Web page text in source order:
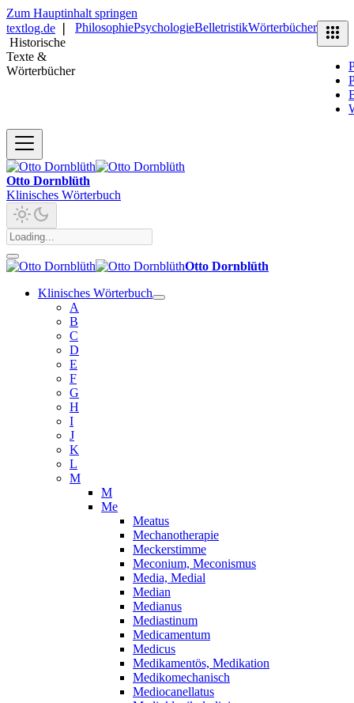
Zum Hauptinhalt springen
textlog.de
Historische
Texte &
Wörterbücher
PhilosophiePsychologieBelletristikWörterbücher
Otto Dornblüth
Klinisches Wörterbuch
Otto Dornblüth
Klinisches Wörterbuch
A
B
C
D
E
F
G
H
I
J
K
L
M
M
Me
Meatus
Mechanotherapie
Meckerstimme
Meconium, Meconismus
Media, Medial
Median
Medianus
Mediastinum
Medicamentum
Medicus
Medikamentös, Medikation
Medikomechanisch
Mediocanellatus